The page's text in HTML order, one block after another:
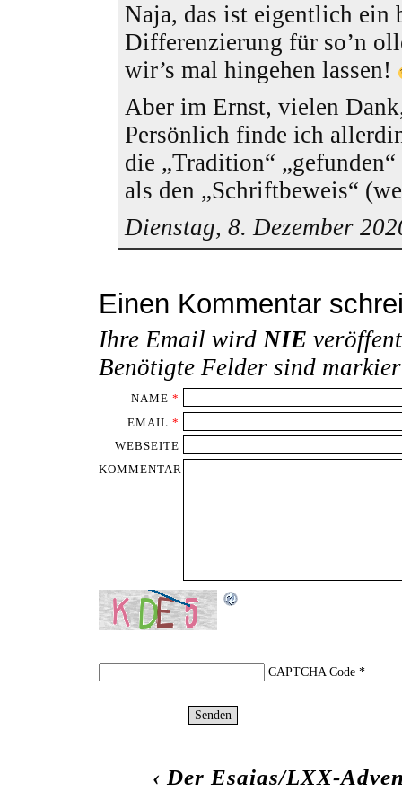
Naja, das ist eigentlich ein
Differenzierung für so’n
wir’s mal hingehen lassen!
Aber im Ernst, vielen
Persönlich finde ich
die „Tradition“
als den „Schriftbeweis“
Dienstag, 8. Dezember
Einen Kommentar
Ihre Email wirdNIE
Benötigte Felder sind
NAME *
EMAIL *
WEBSEITE
KOMMENTAR
CAPTCHA Code*
‹ Der Esaias/LXX-